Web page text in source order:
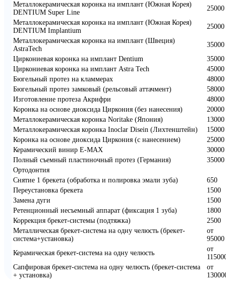
Металлокерамическая коронка на имплант (Южная Корея)
DENTIUM Super Line
25000
Металлокерамическая коронка на имплант (Южная Корея)
DENTIUM Implantium
25000
Металлокерамическая коронка на имплант (Швеция)
AstraTech
35000
Циркониевая коронка на имплант Dentium
35000
Циркониевая коронка на имплант Astra Tech
45000
Бюгельный протез на кламмерах
48000
Бюгельный протез замковый (рельсовый аттачмент)
58000
Изготовление протеза Акрифри
48000
Коронка на основе диоксида Циркония (без нанесения)
20000
Металлокерамическая коронка Noritake (Япония)
13000
Металлокерамическая коронка Inoclar Disein (Лихтенштейн)
15000
Коронка на основе диоксида Циркония (с нанесением)
25000
Керамический винир Е-MAX
30000
Полный съемный пластиночный протез (Германия)
35000
Ортодонтия
Снятие 1 брекета (обработка и полировка эмали зуба)
650
Переустановка брекета
1500
Замена дуги
1500
Ретенционный несъемный аппарат (фиксация 1 зуба)
1800
Коррекция брекет-системы (подтяжка)
2500
Металлическая брекет-система на одну челюсть (брекет-
система+установка)
от
95000
Керамическая брекет-система на одну челюсть
от
Сапфировая брекет-система на одну челюсть (брекет-система
+ установка)
от